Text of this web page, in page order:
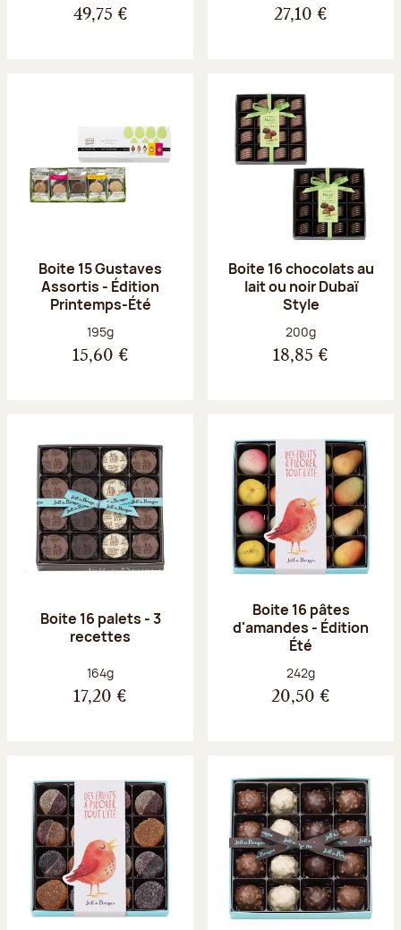
49,75 € 27,10 €
Boite 15 Gustaves
Assortis - Édition
Printemps-Été
Poids net :
195g
15,60 €
Boite 16 chocolats au
lait ou noir Dubaï
Style
Poids net :
200g
18,85 €
Boite 16 palets - 3
recettes
Poids net :
164g
17,20 €
Boite 16 pâtes
d'amandes - Édition
Été
Poids net :
242g
20,50 €